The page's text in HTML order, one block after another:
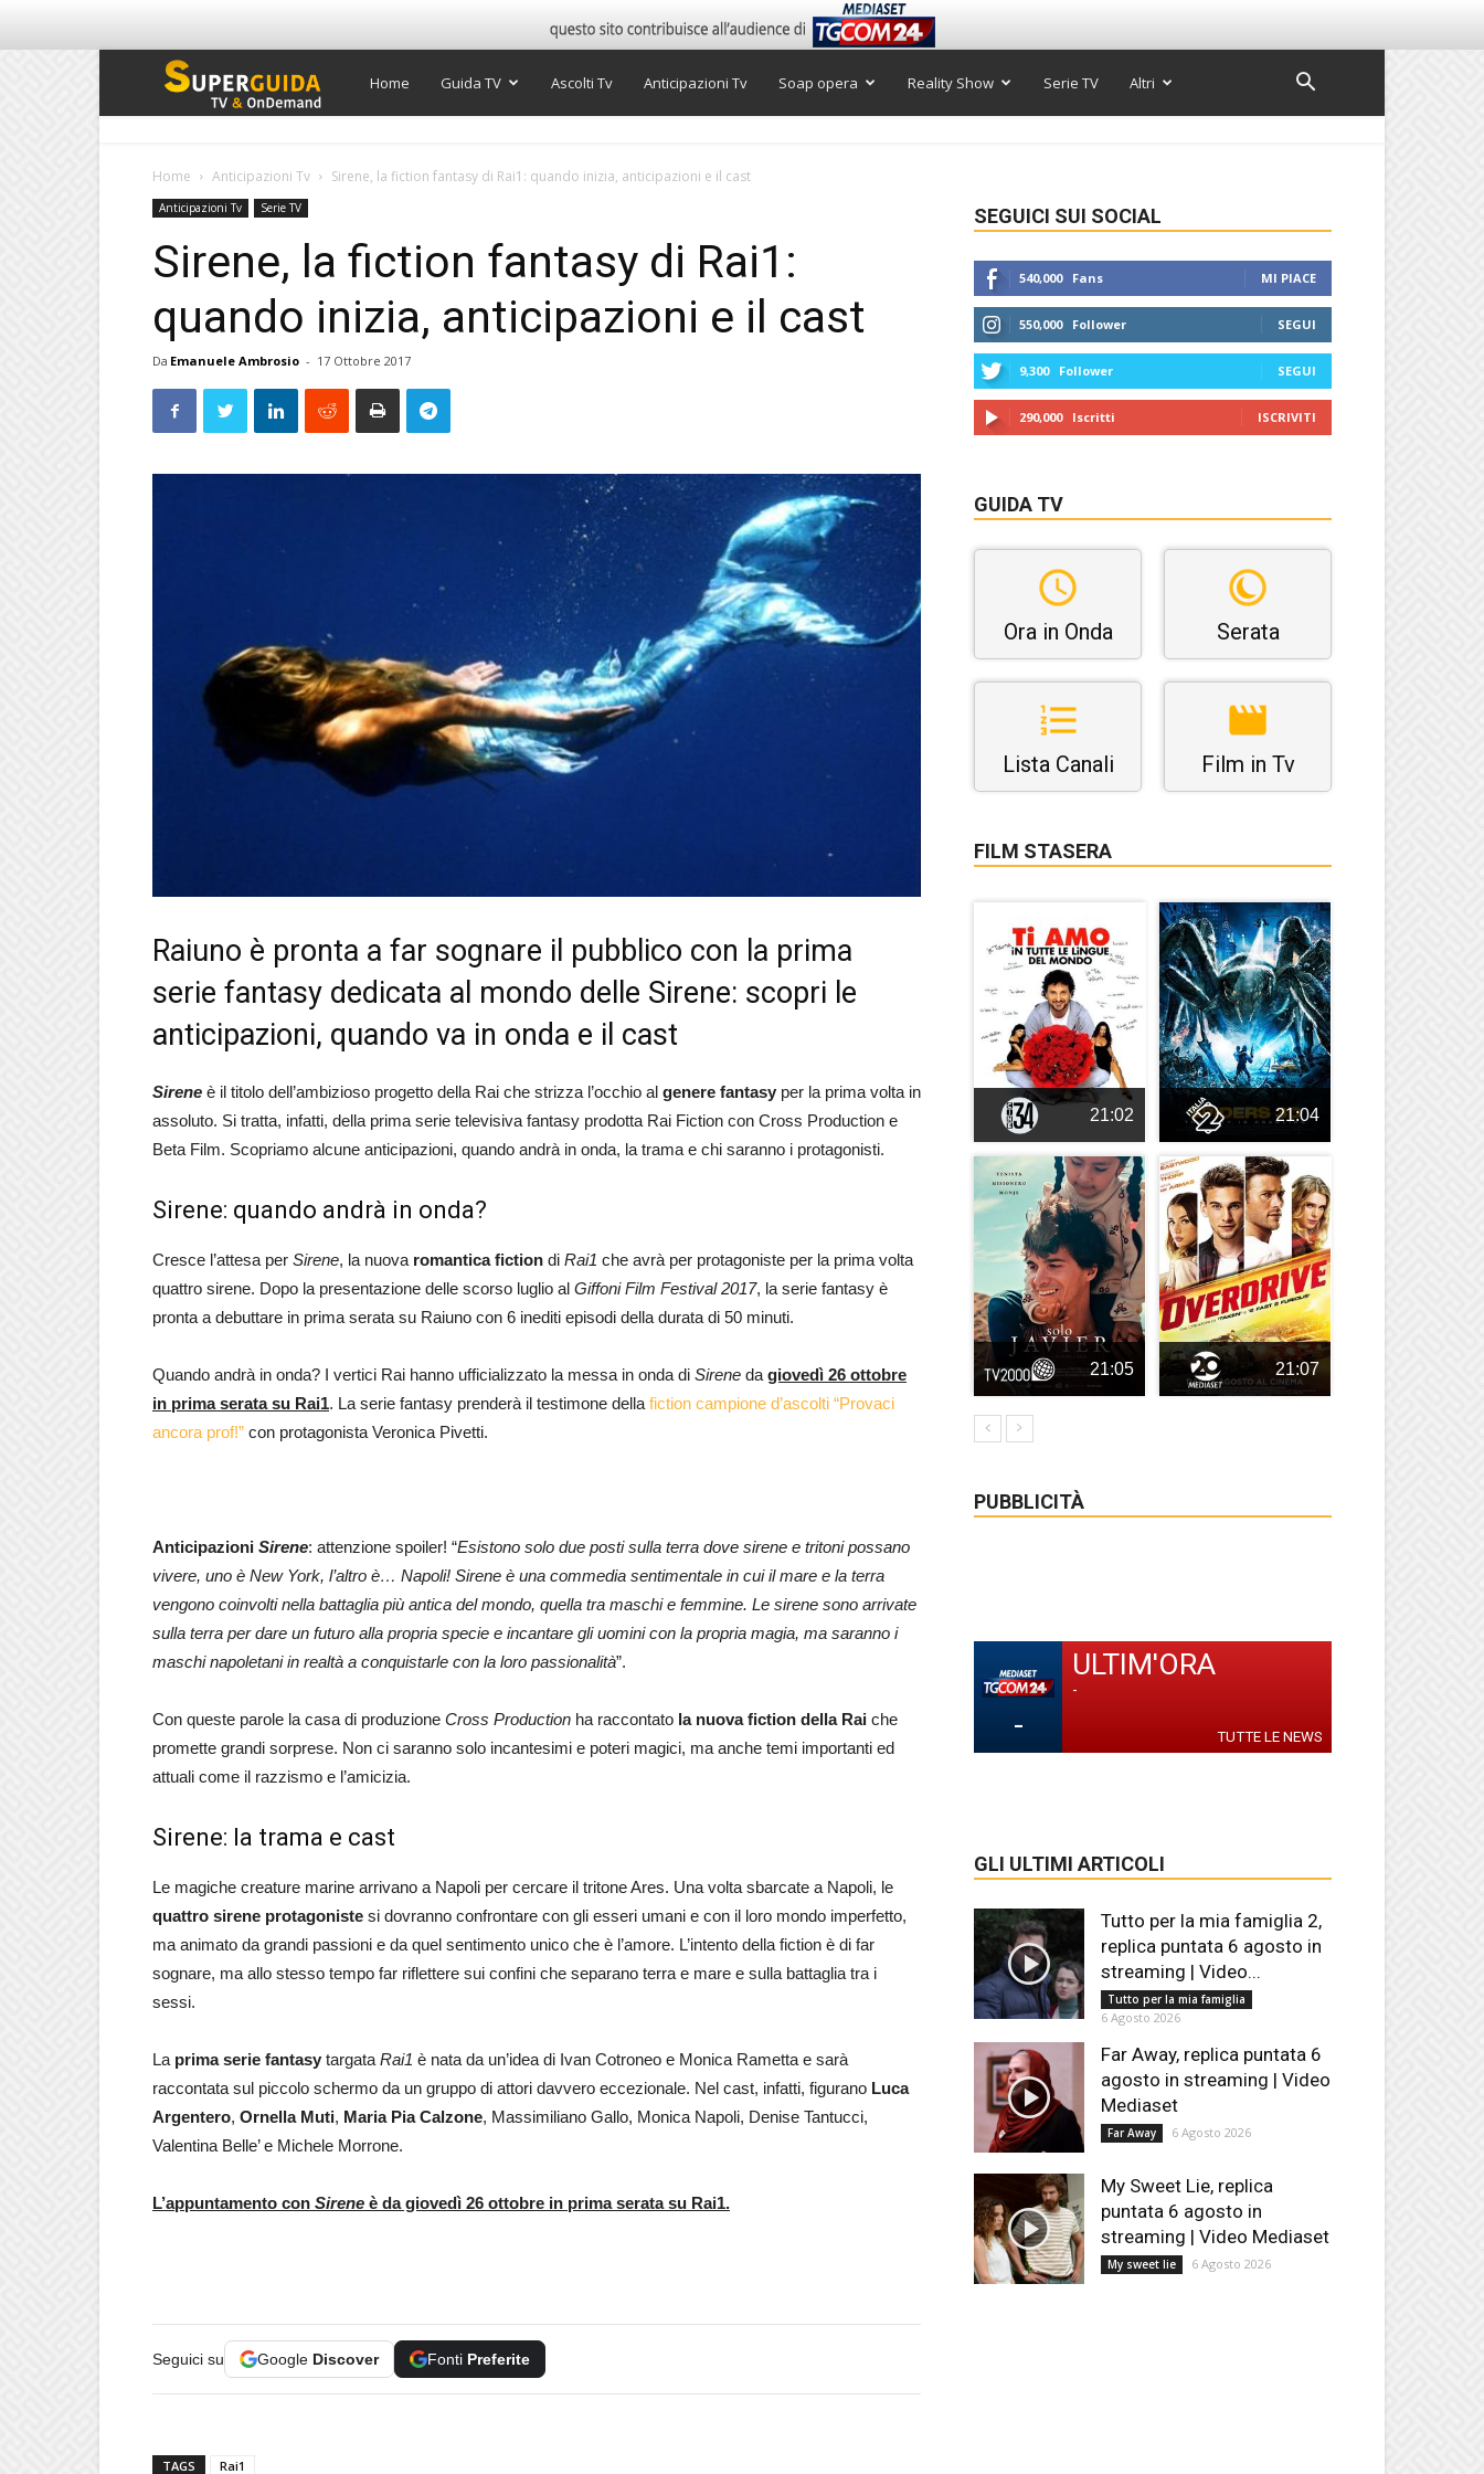
Super
Home Guida TV Ascolti Tv Anticipazioni Tv Soap opera Reality Show Serie TV Altri
Home Anticipazioni Tv Sirene, la fiction fantasy di Rai1: quando inizia, anticipazioni e il cast
Anticipazioni Tv Serie TV
Sirene, la fiction fantasy di Rai1:
quando inizia, anticipazioni e il cast
Da Emanuele Ambrosio - 17 Ottobre 2017
Raiuno è pronta a far sognare il pubblico con la prima
serie fantasy dedicata al mondo delle Sirene: scopri le
anticipazioni, quando va in onda e il cast
Sirene è il titolo dell’ambizioso progetto della Rai che strizza l’occhio al genere fantasy per la prima volta in
assoluto. Si tratta, infatti, della prima serie televisiva fantasy prodotta Rai Fiction con Cross Production e
Beta Film. Scopriamo alcune anticipazioni, quando andrà in onda, la trama e chi saranno i protagonisti.
Sirene: quando andrà in onda?
Cresce l’attesa per Sirene, la nuova romantica fiction di Rai1 che avrà per protagoniste per la prima volta
quattro sirene. Dopo la presentazione delle scorso luglio al Giffoni Film Festival 2017, la serie fantasy è
pronta a debuttare in prima serata su Raiuno con 6 inediti episodi della durata di 50 minuti.
Quando andrà in onda? I vertici Rai hanno ufficializzato la messa in onda di Sirene da giovedì 26 ottobre
in prima serata su Rai1. La serie fantasy prenderà il testimone della fiction campione d’ascolti “Provaci
ancora prof!” con protagonista Veronica Pivetti.
Anticipazioni Sirene: attenzione spoiler! “Esistono solo due posti sulla terra dove sirene e tritoni possano
vivere, uno è New York, l’altro è… Napoli! Sirene è una commedia sentimentale in cui il mare e la terra
vengono coinvolti nella battaglia più antica del mondo, quella tra maschi e femmine. Le sirene sono arrivate
sulla terra per dare un futuro alla propria specie e incantare gli uomini con la propria magia, ma saranno i
maschi napoletani in realtà a conquistarle con la loro passionalità”.
Con queste parole la casa di produzione Cross Production ha raccontato la nuova fiction della Rai che
promette grandi sorprese. Non ci saranno solo incantesimi e poteri magici, ma anche temi importanti ed
attuali come il razzismo e l’amicizia.
Sirene: la trama e cast
Le magiche creature marine arrivano a Napoli per cercare il tritone Ares. Una volta sbarcate a Napoli, le
quattro sirene protagoniste si dovranno confrontare con gli esseri umani e con il loro mondo imperfetto,
ma animato da grandi passioni e da quel sentimento unico che è l’amore. L’intento della fiction è di far
sognare, ma allo stesso tempo far riflettere sui confini che separano terra e mare e sulla battaglia tra i
sessi.
La prima serie fantasy targata Rai1 è nata da un’idea di Ivan Cotroneo e Monica Rametta e sarà
raccontata sul piccolo schermo da un gruppo di attori davvero eccezionale. Nel cast, infatti, figurano Luca
Argentero, Ornella Muti, Maria Pia Calzone, Massimiliano Gallo, Monica Napoli, Denise Tantucci,
Valentina Belle’ e Michele Morrone.
L’appuntamento con Sirene è da giovedì 26 ottobre in prima serata su Rai1.
Seguici su Google Discover Fonti Preferite
TAGS Rai1
SEGUICI SUI SOCIAL
540,000 Fans MI PIACE
550,000 Follower SEGUI
9,300 Follower SEGUI
290,000 Iscritti ISCRIVITI
GUIDA TV
Ora in Onda Serata
Lista Canali Film in Tv
FILM STASERA
21:02 21:04
21:05 21:07
PUBBLICITÀ
-
ULTIM'ORA
-
TUTTE LE NEWS
GLI ULTIMI ARTICOLI
Tutto per la mia famiglia 2,
replica puntata 6 agosto in
streaming | Video...
Tutto per la mia famiglia
6 Agosto 2026
Far Away, replica puntata 6
agosto in streaming | Video
Mediaset
Far Away 6 Agosto 2026
My Sweet Lie, replica
puntata 6 agosto in
streaming | Video Mediaset
My sweet lie 6 Agosto 2026